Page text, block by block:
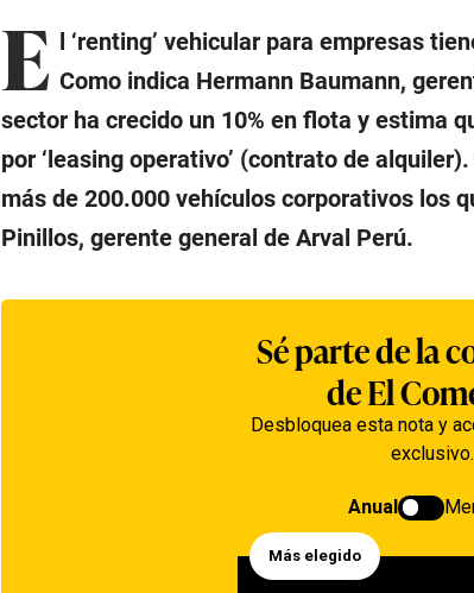
E l ‘renting’ vehicular para empresas
Como indica Hermann Baumann,
sector ha crecido un 10% en flota y estima
por ‘leasing operativo’ (contrato de
más de 200.000 vehículos corporativos los
Pinillos, gerente general de Arval Perú.